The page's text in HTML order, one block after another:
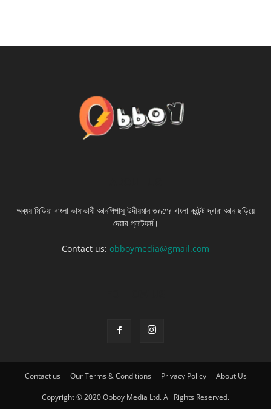
অব্যয় মিডিয়া বাংলা ভাষাভাষী জ্ঞানপিপাসু উদীয়মান তরূণের বাংলা কন্টেন্ট দ্বারা জ্ঞান ছড়িয়ে
দেয়ার প্লাটফর্ম।
Contact us: obboymedia@gmail.com
Contact us Our Terms & Conditions Privacy Policy About Us
Copyright © 2020 Obboy Media Ltd. All Rights Reserved.